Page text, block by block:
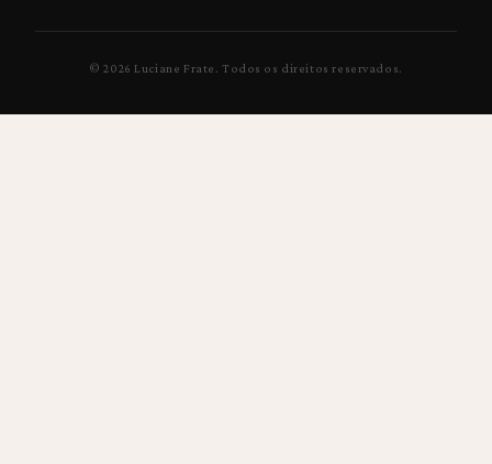
©2026 Luciane Frate. Todos os direitos reservados.